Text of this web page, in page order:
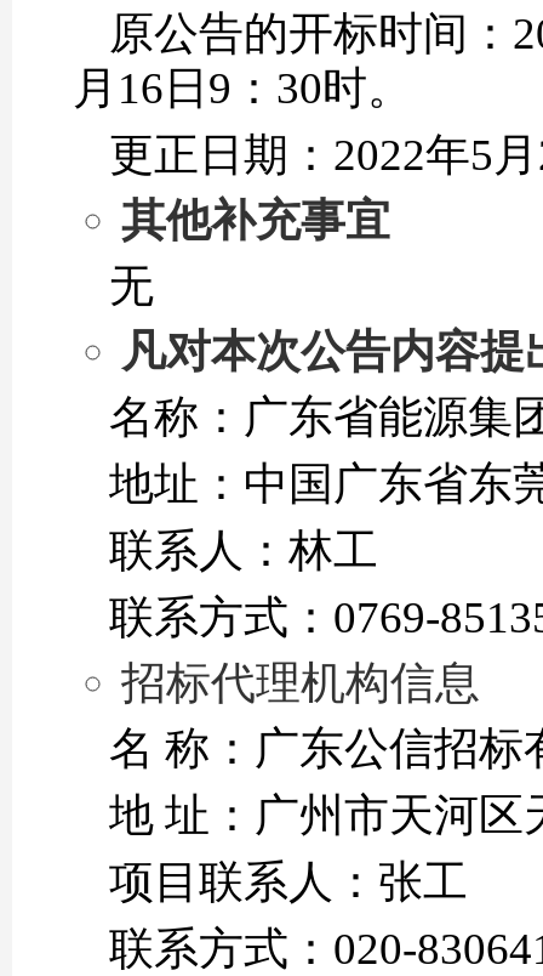
原公告的开标时间：
月16日9：30时。
更正日期：2022年5
其他补充事宜
无
凡对本次公告内容
名称：广东省能源集
地址：中国广东省东
联系人：林工
联系方式：0769-
招标代理机构信息
名 称：广东公信招标
地 址：广州市天河区
项目联系人：张工
联系方式：020-